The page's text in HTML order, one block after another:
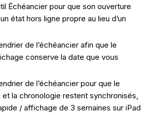
Échéancier pour que son ouverture
état hors ligne propre au lieu d’un
de l’échéancier afin que le
conserve la date que vous
de l’échéancier pour que le
la chronologie restent synchronisés,
/ affichage de 3 semaines sur iPad